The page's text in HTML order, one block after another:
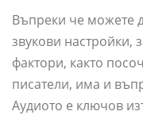
Въпреки че можете
звукови настройки,
фактори, както
писатели, има и
Аудиото е ключов